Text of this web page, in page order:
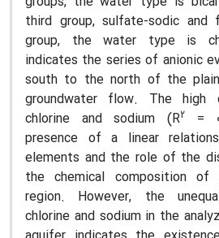
third group, sulfate-sodic
group, the water type is
indicates the series of anionic
south to the north of the
groundwater flow. The high
chlorine and sodium (R2
=
presence of a linear
elements and the role of the
the chemical composition of
region. However, the
chlorine and sodium in the